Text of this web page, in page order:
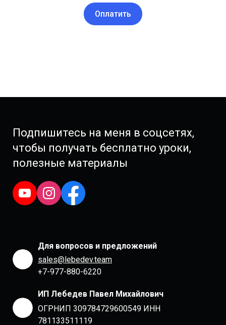
Оплатить
Подпишитесь на меня в соцсетях,
чтобы получать бесплатно уроки,
полезные материалы
Для вопросов и предложений
sales@lebedev.team
+7-977-880-6220
ИП Лебедев Павел Михайлович
ОГРНИП 309784729600549 ИНН
781133511119